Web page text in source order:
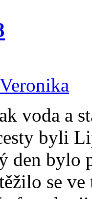
Veronika
voda a
byli
den bylo
se